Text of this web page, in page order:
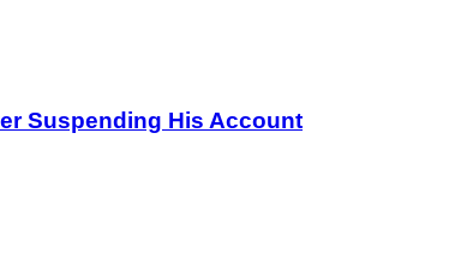
Suspending His Account